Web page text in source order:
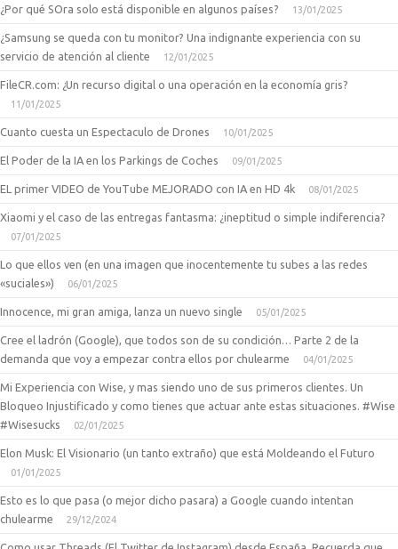
¿Por qué SOra solo está disponible en algunos países? 13/01/2025
¿Samsung se queda con tu monitor? Una indignante experiencia con su
servicio de atención al cliente
12/01/2025
FileCR.com: ¿Un recurso digital o una operación en la economía gris?
11/01/2025
Cuanto cuesta un Espectaculo de Drones 10/01/2025
El Poder de la IA en los Parkings de Coches 09/01/2025
EL primer VIDEO de YouTube MEJORADO con IA en HD 4k 08/01/2025
Xiaomi y el caso de las entregas fantasma: ¿ineptitud o simple indiferencia?
07/01/2025
Lo que ellos ven (en una imagen que inocentemente tu subes a las redes
«suciales»)
06/01/2025
Innocence, mi gran amiga, lanza un nuevo single 05/01/2025
Cree el ladrón (Google), que todos son de su condición… Parte 2 de la
demanda que voy a empezar contra ellos por chulearme
04/01/2025
Mi Experiencia con Wise, y mas siendo uno de sus primeros clientes. Un
Bloqueo Injustificado y como tienes que actuar ante estas situaciones. #Wise
#Wisesucks
02/01/2025
Elon Musk: El Visionario (un tanto extraño) que está Moldeando el Futuro
01/01/2025
Esto es lo que pasa (o mejor dicho pasara) a Google cuando intentan
chulearme
29/12/2024